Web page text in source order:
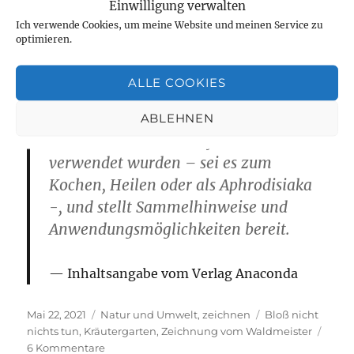
Einwilligung verwalten
Ich verwende Cookies, um meine Website und meinen Service zu
optimieren.
ALLE COOKIES
ABLEHNEN
werden. Dieses Buch verknüpft
historische, botanische und
nur von ‚Hexen‘ und Mythen, sondern
liefert auch einen ausführlichen
Katalog aller relevanten Pflanzen, die
verwendet wurden – sei es zum
Kochen, Heilen oder als Aphrodisiaka
-, und stellt Sammelhinweise und
Anwendungsmöglichkeiten bereit.
Inhaltsangabe vom Verlag Anaconda
Veröffentlicht
am
Mai 22, 2021 Kategorien
Natur und Umwelt,zeichnen Schlagwörter
Bloß nicht
nichts tun, Kräutergarten,Zeichnung vom Waldmeister
6 Kommentarezu